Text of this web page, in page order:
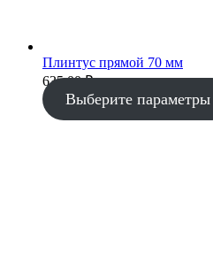
Плинтус прямой 70 мм
635.00₽
Выберите параметры